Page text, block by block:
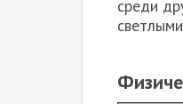
среди